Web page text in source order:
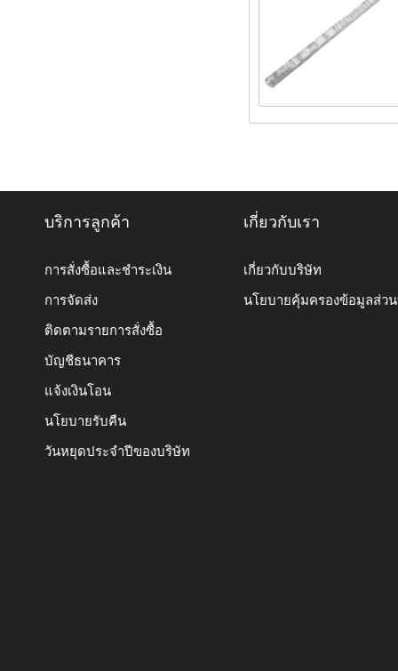
บริการลูกค้า
การสั่งซื้อและชำระเงิน
การจัดส่ง
ติดตามรายการสั่งซื้อ
บัญชีธนาคาร
แจ้งเงินโอน
นโยบายรับคืน
วันหยุดประจำปีของบริษัท
เกี่ยวกับเรา
เกี่ยวกับบริษัท
นโยบายคุ้มครองข้อมูลส่ว